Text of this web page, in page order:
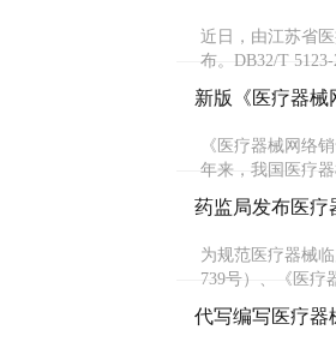
近日，由江苏省
布。DB32/T
新版《医疗器械
《医疗器械网络
年来，我国医疗
药监局发布医疗
为规范医疗器械
739号）、《医疗
代写编写医疗器